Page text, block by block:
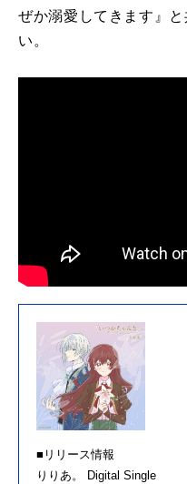
ぜか溺愛してきます』
い。
■リリース情報
りりあ。 Digital Single